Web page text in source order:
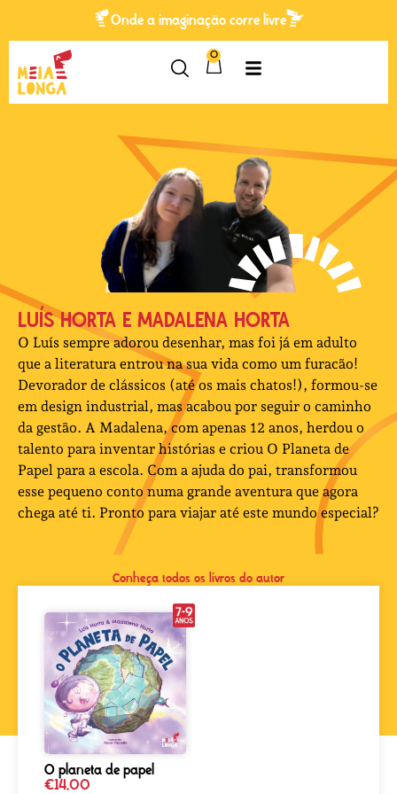
Onde a imaginação corre livre
0
LUÍS HORTA E MADALENA HORTA
O Luís sempre adorou desenhar, mas foi já em adulto
que a literatura entrou na sua vida como um furacão!
Devorador de clássicos (até os mais chatos!), formou-se
em design industrial, mas acabou por seguir o caminho
da gestão. A Madalena, com apenas 12 anos, herdou o
talento para inventar histórias e criou O Planeta de
Papel para a escola. Com a ajuda do pai, transformou
esse pequeno conto numa grande aventura que agora
chega até ti. Pronto para viajar até este mundo especial?
Conheça todos os livros do autor
O planeta de papel
€14,00